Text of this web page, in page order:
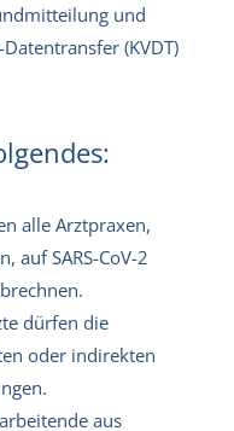
und
(KVDT)
alle Arztpraxen,
auf SARS-CoV-2
dürfen die
oder indirekten
aus